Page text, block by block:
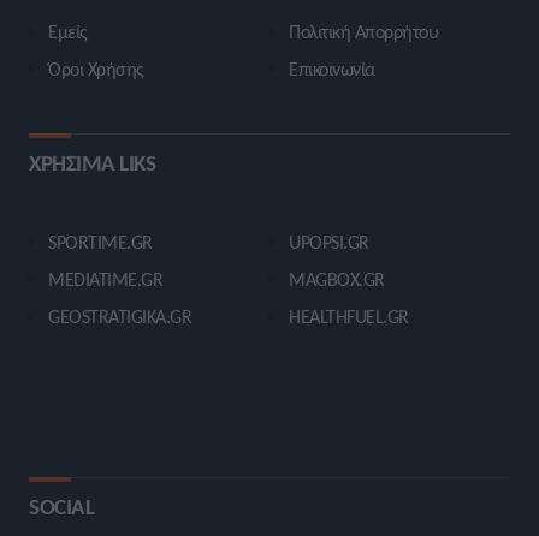
Εμείς
Όροι Χρήσης
Πολιτική Απορρήτου
Επικοινωνία
ΧΡΗΣΙΜΑ LIKS
SPORTIME.GR
MEDIATIME.GR
GEOSTRATIGIKA.GR
UPOPSI.GR
MAGBOX.GR
HEALTHFUEL.GR
SOCIAL